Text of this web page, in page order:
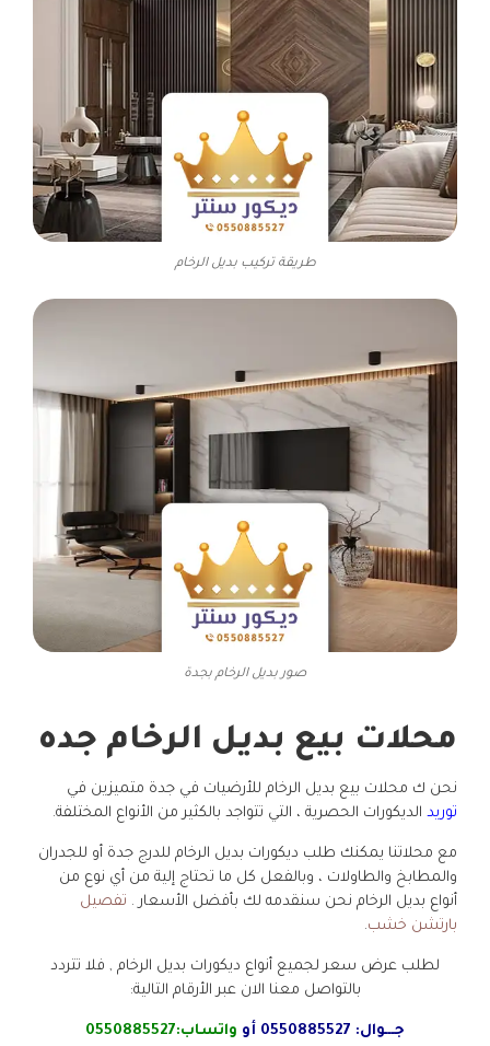
طريقة تركيب بديل الرخام
صور بديل الرخام بجدة
محلات بيع بديل الرخام جده
نحن ك محلات بيع بديل الرخام للأرضيات في جدة متميزين في
توريد الديكورات الحصرية ، التي تتواجد بالكثير من الأنواع المختلفة.
مع محلاتنا يمكنك طلب ديكورات بديل الرخام للدرج جدة أو للجدران
والمطابخ والطاولات ، وبالفعل كل ما تحتاج إلية من أي نوع من
أنواع بديل الرخام نحن سنقدمه لك بأفضل الأسعار . تفصيل
بارتشن خشب.
لطلب عرض سعر لجميع أنواع ديكورات بديل الرخام , فلا تتردد
بالتواصل معنا الان عبر الأرقام التالية:
جـــوال: 0550885527 أو واتساب:0550885527